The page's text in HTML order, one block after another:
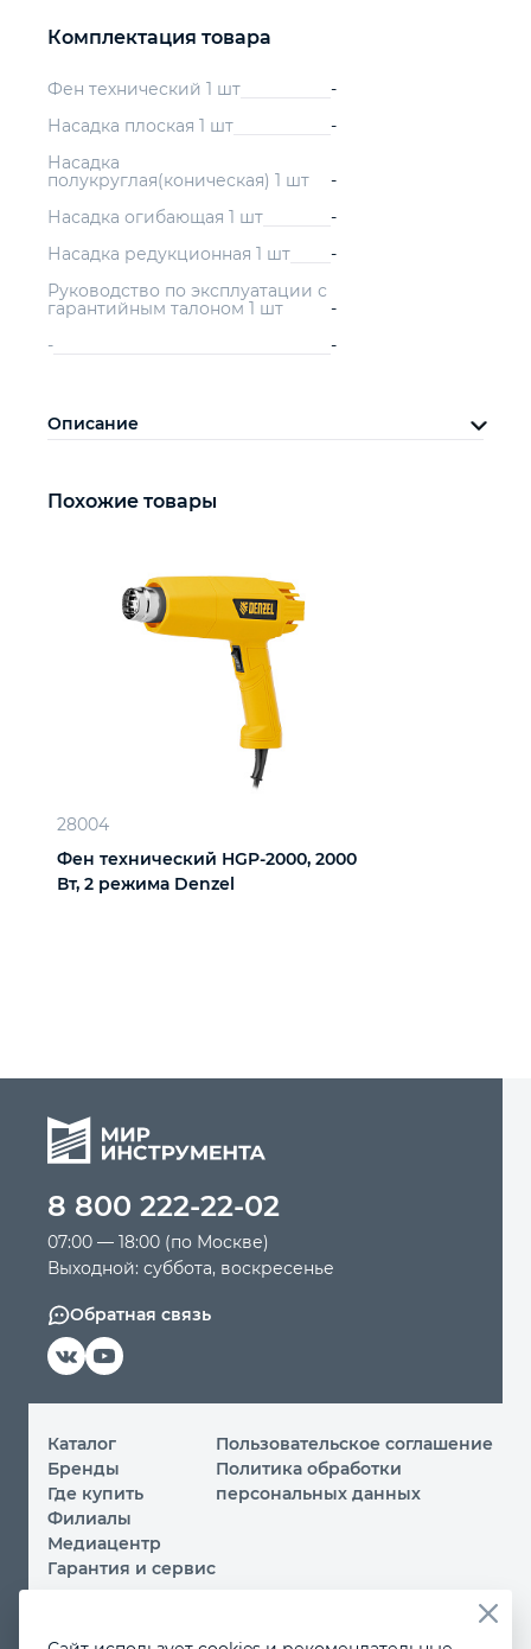
Комплектация товара
Фен технический 1 шт
-
Насадка плоская 1 шт
-
Насадка
полукруглая(коническая) 1 шт
-
Насадка огибающая 1 шт
-
Насадка редукционная 1 шт
-
Руководство по эксплуатации с
гарантийным талоном 1 шт
-
-
-
Описание
Похожие товары
28004
Фен технический HGP-2000, 2000
Вт, 2 режима Denzel
8 800 222-22-02
07:00 — 18:00 (по Москве)
Выходной: суббота, воскресенье
Обратная связь
Каталог
Бренды
Где купить
Филиалы
Медиацентр
Гарантия и сервис
Пользовательское соглашение
Политика обработки
персональных данных